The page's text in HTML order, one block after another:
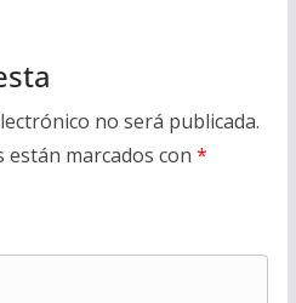
no será publicada.
marcados con *